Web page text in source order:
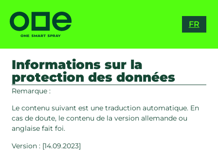
FR
ES
Informations sur la
protection des données
Remarque :
Le contenu suivant est une traduction automatique. En
cas de doute, le contenu de la version allemande ou
anglaise fait foi.
Version : [14.09.2023]